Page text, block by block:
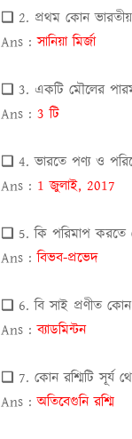
❏ 2. প্রথম কোন ভারতীয়
Ans :সানিয়া মির্জা
❏ 3. একটি মৌলের
Ans : 3 টি
❏ 4. ভারতে পণ্য ও
Ans : 1 জুলাই, 2017
❏ 5. কি পরিমাপ করতে
Ans :বিভব-প্রভেদ
❏ 6. বি সাই প্রণীত কোন
Ans :ব্যাডমিন্টন
❏ 7. কোন রশ্মিটি সূর্য
Ans :অতিবেগুনি রশ্মি